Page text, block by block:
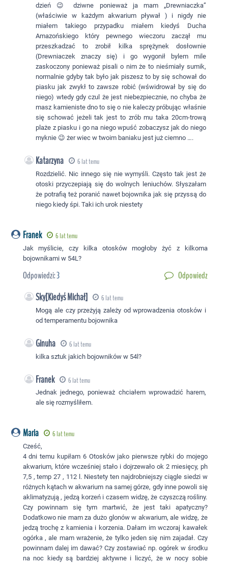
dzień 😉 dziwne ponieważ ja mam „Drewniaczka”
(właściwie w każdym akwarium pływał ) i nigdy nie
miałem takiego przypadku miałem kiedyś Ducha
Amazońskiego który pewnego wieczoru zaczął mu
przeszkadzać to zrobił kilka sprężynek dosłownie
(Drewniaczek znaczy się) i go wygonił bylem mile
zaskoczony ponieważ pisali o nim że to nieśmiały sumik,
normalnie gdyby tak było jak piszesz to by się schował do
piasku jak zwykł to zawsze robić (wświdrował by się do
niego) wtedy gdy czul że jest niebezpiecznie, no chyba że
masz kamieniste dno to się o nie kaleczy próbując właśnie
się schować jeżeli tak jest to zrób mu taka 20cm-trową
plaże z piasku i go na niego wpuść zobaczysz jak do niego
myknie 😉 żer wiec w twoim baniaku jest już ciemno ….
Katarzyna 6 lat temu
Rozdzielić. Nic innego się nie wymyśli. Często tak jest że
otoski przyczepiają się do wolnych leniuchów. Słyszałam
że potrafią też poranić nawet bojownika jak się przyssą do
niego kiedy śpi. Taki ich urok niestety
Franek 6 lat temu
Jak myślicie, czy kilka otosków mogłoby żyć z kilkoma
bojownikami w 54L?
Odpowiedzi:3 Odpowiedz
Sky[Kiedyś Michał] 6 lat temu
Mogą ale czy przeżyją zależy od wprowadzenia otosków i
od temperamentu bojownika
Ginuha 6 lat temu
kilka sztuk jakich bojowników w 54l?
Franek 6 lat temu
Jednak jednego, ponieważ chciałem wprowadzić harem,
ale się rozmyśliłem.
Maria 6 lat temu
Cześć,
4 dni temu kupiłam 6 Otosków jako pierwsze rybki do mojego
akwarium, które wcześniej stało i dojrzewało ok 2 miesięcy, ph
7,5 , temp 27 , 112 l. Niestety ten najdrobniejszy ciągle siedzi w
różnych kątach w akwarium na samej górze, gdy inne powoli się
aklimatyzują , jedzą korzeń i czasem widzę, że czyszczą rośliny.
Czy powinnam się tym martwić, że jest taki apatyczny?
Dodatkowo nie mam za dużo glonów w akwarium, ale widzę, że
jedzą trochę z kamienia i korzenia. Dałam im wczoraj kawałek
ogórka , ale mam wrażenie, że tylko jeden się nim zajadał. Czy
powinnam dalej im dawać? Czy zostawiać np. ogórek w środku
na noc kiedy są bardziej aktywne i liczyć, że w nocy sobie